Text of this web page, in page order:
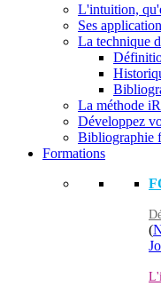
L'intuition,
Ses
La technique
La méthode
Développez
Bibliographie
Formations
(